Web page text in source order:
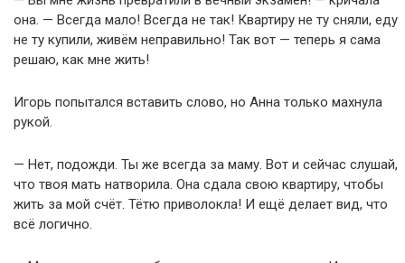
она. — Всегда мало! Всегда не так! Квартиру не ту сняли, еду
не ту купили, живём неправильно! Так вот — теперь я сама
решаю, как мне жить!
Игорь попытался вставить слово, но Анна только махнула
рукой.
— Нет, подожди. Ты же всегда за маму. Вот и сейчас слушай,
что твоя мать натворила. Она сдала свою квартиру, чтобы
жить за мой счёт. Тётю приволокла! И ещё делает вид, что
всё логично.